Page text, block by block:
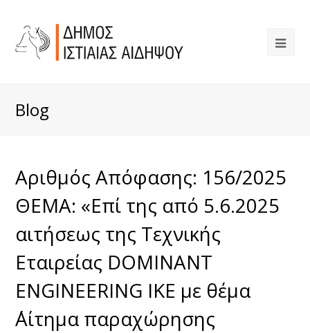
Blog
Αριθμός Απόφασης: 156/2025
ΘΕΜΑ: «Επί της από 5.6.2025
αιτήσεως της Τεχνικής
Εταιρείας DOMINANT
ENGINEERING IKE με θέμα
΄΄Αίτημα παραχώρησης